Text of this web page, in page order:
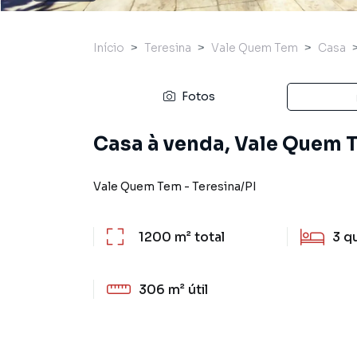
Início Teresina Vale Quem Tem Casa
Fotos
Casa à venda, Vale Quem
Vale Quem Tem - Teresina/PI
1200 m²total 3
306 m² útil